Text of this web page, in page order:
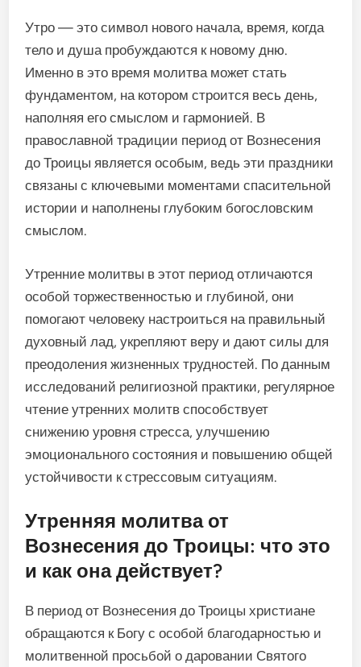
Утро — это символ нового начала, время, когда
тело и душа пробуждаются к новому дню.
Именно в это время молитва может стать
фундаментом, на котором строится весь день,
наполняя его смыслом и гармонией. В
православной традиции период от Вознесения
до Троицы является особым, ведь эти праздники
связаны с ключевыми моментами спасительной
истории и наполнены глубоким богословским
смыслом.
Утренние молитвы в этот период отличаются
особой торжественностью и глубиной, они
помогают человеку настроиться на правильный
духовный лад, укрепляют веру и дают силы для
преодоления жизненных трудностей. По данным
исследований религиозной практики, регулярное
чтение утренних молитв способствует
снижению уровня стресса, улучшению
эмоционального состояния и повышению общей
устойчивости к стрессовым ситуациям.
Утренняя молитва от
Вознесения до Троицы: что это
и как она действует?
В период от Вознесения до Троицы христиане
обращаются к Богу с особой благодарностью и
молитвенной просьбой о даровании Святого